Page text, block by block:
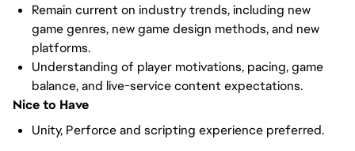
Remain current on industry trends, including new
game genres, new game design methods, and new
platforms.
Understanding of player motivations, pacing, game
balance, and live-service content expectations.
Nice to Have
Unity, Perforce and scripting experience preferred.